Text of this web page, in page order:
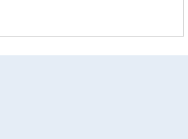
프리미엄(Metal Premium) 입니다. 이
에서는 금, 은, 플래티넘, 팔라듐 등의